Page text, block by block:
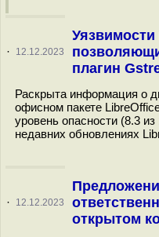
· 12.12.2023
плагин
Раскрыта информация о
офисном пакете
уровень опасности (8.3
недавних обновлениях
· 12.12.2023
открытом